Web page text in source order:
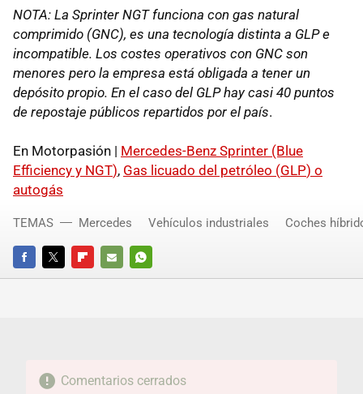
NOTA: La Sprinter NGTfunciona con gas natural
comprimido (GNC), es una tecnología distinta a GLPe
incompatible. Los costes operativos con GNC son
menores pero la empresa está obligada a tener un
depósito propio. En el caso del GLPhay casi 40 puntos
de repostaje públicos repartidos por el país.
En Motorpasión | Mercedes-Benz Sprinter (Blue
Efficiency y NGT), Gas licuado del petróleo (GLP) o
autogás
FACEBOOKTWITTERFLIPBOARD
E-
WHATSAPP
TEMAS Mercedes Vehículos industriales Coches
Comentarios cerrados